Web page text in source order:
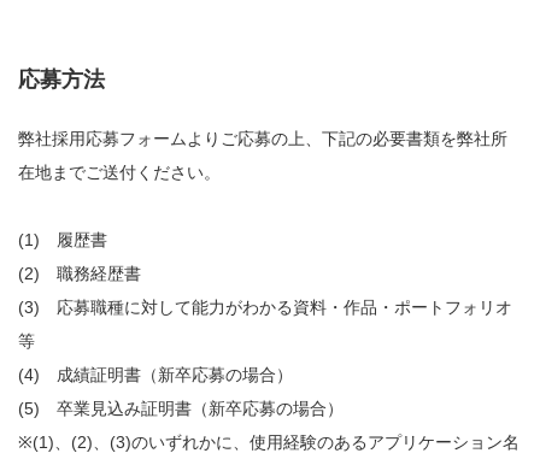
応募方法
弊社採用応募フォームよりご応募の上、下記の必要書類を弊社所
在地までご送付ください。
(1) 履歴書
(2) 職務経歴書
(3) 応募職種に対して能力がわかる資料・作品・ポートフォリオ
等
(4) 成績証明書（新卒応募の場合）
(5) 卒業見込み証明書（新卒応募の場合）
※(1)、(2)、(3)のいずれかに、使用経験のあるアプリケーション名